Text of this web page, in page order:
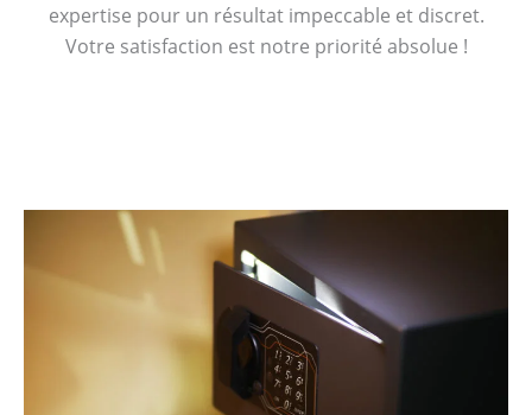
expertise pour un résultat impeccable et discret.
Votre satisfaction est notre priorité absolue !